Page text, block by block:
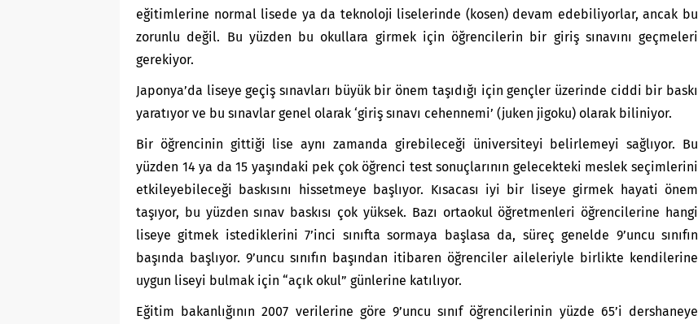
eğitimlerine normal lisede ya da teknoloji liselerinde (kosen) devam edebiliyorlar, ancak bu
zorunlu değil. Bu yüzden bu okullara girmek için öğrencilerin bir giriş sınavını geçmeleri
gerekiyor.
Japonya’da liseye geçiş sınavları büyük bir önem taşıdığı için gençler üzerinde ciddi bir baskı
yaratıyor ve bu sınavlar genel olarak ‘giriş sınavı cehennemi’ (juken jigoku) olarak biliniyor.
Bir öğrencinin gittiği lise aynı zamanda girebileceği üniversiteyi belirlemeyi sağlıyor. Bu
yüzden 14 ya da 15 yaşındaki pek çok öğrenci test sonuçlarının gelecekteki meslek seçimlerini
etkileyebileceği baskısını hissetmeye başlıyor. Kısacası iyi bir liseye girmek hayati önem
taşıyor, bu yüzden sınav baskısı çok yüksek. Bazı ortaokul öğretmenleri öğrencilerine hangi
liseye gitmek istediklerini 7’inci sınıfta sormaya başlasa da, süreç genelde 9’uncu sınıfın
başında başlıyor. 9’uncu sınıfın başından itibaren öğrenciler aileleriyle birlikte kendilerine
uygun liseyi bulmak için “açık okul” günlerine katılıyor.
Eğitim bakanlığının 2007 verilerine göre 9’uncu sınıf öğrencilerinin yüzde 65’i dershaneye